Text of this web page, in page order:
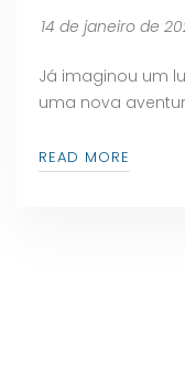
14 de janeiro de
Já imaginou um
uma nova
READ MORE